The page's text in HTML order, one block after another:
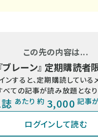
この先の内容は...
ブレーン』 定期購読者
ンすると、定期購読している
べての記事が読み放題となり
あたり 約 3,000 記事
ログインして読む